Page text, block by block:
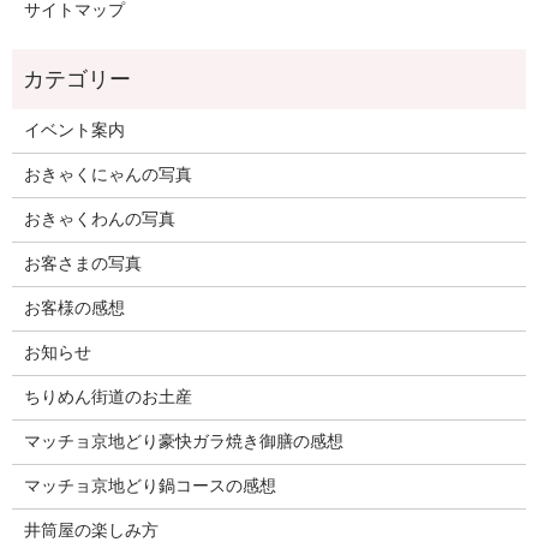
サイトマップ
イベント案内
おきゃくにゃんの写真
おきゃくわんの写真
お客さまの写真
お客様の感想
お知らせ
ちりめん街道のお土産
マッチョ京地どり豪快ガラ焼き御膳の感想
マッチョ京地どり鍋コースの感想
井筒屋の楽しみ方